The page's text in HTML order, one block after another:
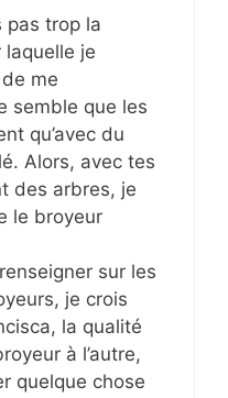
pas trop la
laquelle je
me
semble que les
qu’avec du
Alors, avec tes
des arbres, je
le broyeur
sur les
je crois
la qualité
à l’autre,
quelque chose